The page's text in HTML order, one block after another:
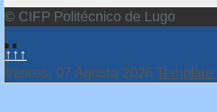
© CIFP Politécnico de Lugo
↑↑↑
Venres, 07 Agosto 2026